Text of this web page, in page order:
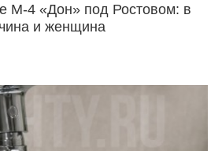
М-4 «Дон» под Ростовом: в
и женщина